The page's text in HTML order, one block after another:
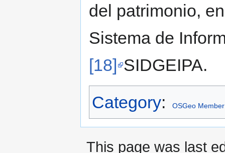
del patrimonio,
Sistema de
[18] SIDGEIPA.
Category: OSGeo Member
This page was last